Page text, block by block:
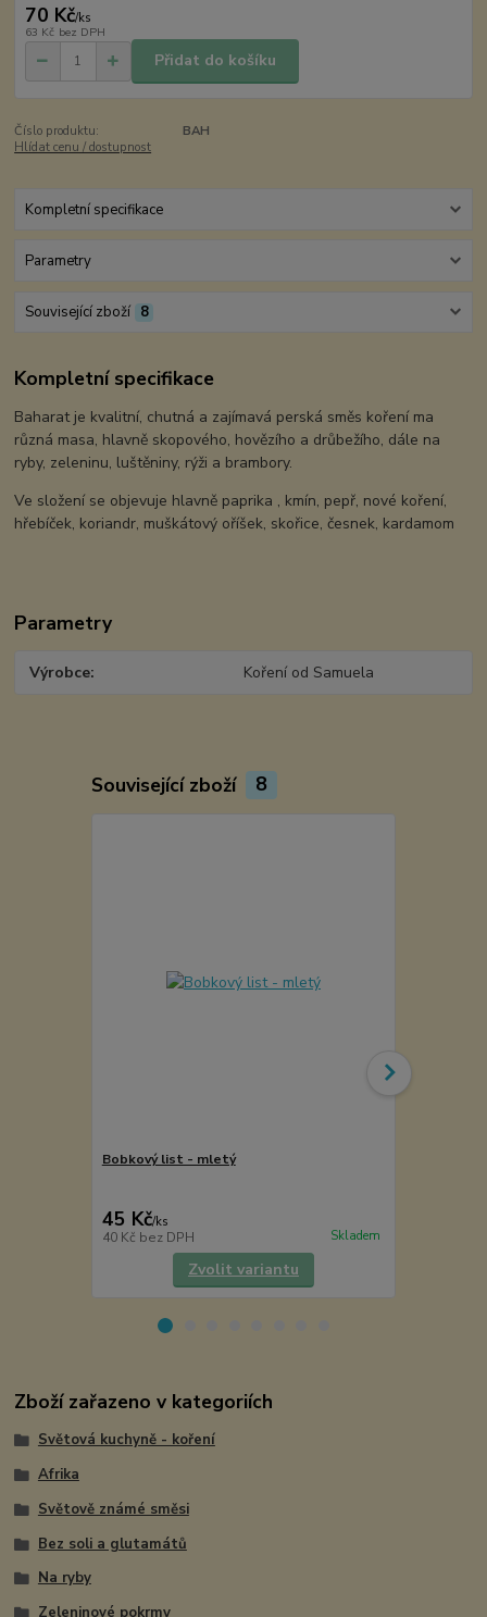
70 Kč/ks
63 Kč bez DPH
Přidat do košíku
Číslo produktu:
BAH
Hlídat cenu / dostupnost
Kompletní specifikace
Parametry
Související zboží 8
Kompletní specifikace
Baharat je kvalitní, chutná a zajímavá perská směs koření ma
různá masa, hlavně skopového, hovězího a drůbežího, dále na
ryby, zeleninu, luštěniny, rýži a brambory.
Ve složení se objevuje hlavně paprika , kmín, pepř, nové koření,
hřebíček, koriandr, muškátový oříšek, skořice, česnek, kardamom
Parametry
Výrobce Koření od Samuela
Související zboží 8
Bobkový list - mletý
45 Kč/ks
40 Kč bez DPH Skladem
Zvolit variantu
Zboží zařazeno v kategoriích
Světová kuchyně - koření
Afrika
Světově známé směsi
Bez soli a glutamátů
Na ryby
Zeleninové pokrmy